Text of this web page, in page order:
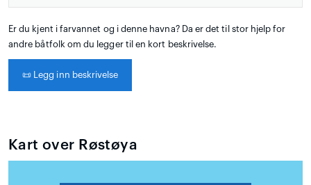
Er du kjent i farvannet og i denne havna? Da er det til stor hjelp for
andre båtfolk om du legger til en kort beskrivelse.
📜 Legg inn beskrivelse
Kart over Røstøya